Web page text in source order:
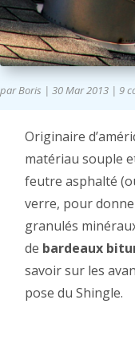
parBoris | 30 Mar 2013 | 9
Originaire
matériau souple
feutre asphalté
verre, pour
granulés
de bardeaux
savoir sur les
pose du Shingle.